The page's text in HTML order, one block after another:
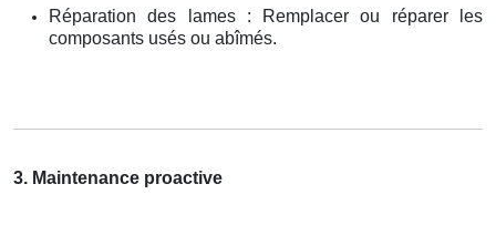
Réparation des lames : Remplacer ou réparer les
composants usés ou abîmés.
3. Maintenance proactive